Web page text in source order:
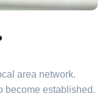
area network.
become established.